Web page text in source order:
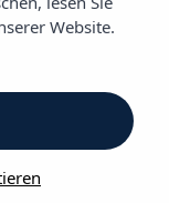
um sie zu
ist die
Bora, Privilege
ein Bus der Sie
Website.